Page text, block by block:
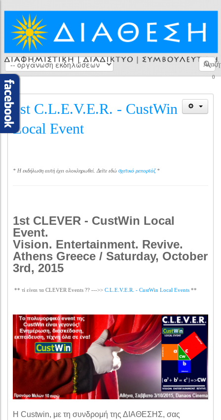
0
1st C.L.E.V.E.R. - CustWin
Local Event
* Η εκδήλωση αυτή έχει ολοκληρωθεί. Δείτε εδώ σχετικό ρεπορτάζ*
1st CLEVER - CustWin Local
Event.
Vision. Entertainment. Revive.
Athens Greece / Saturday, October
3rd, 2015
** τί είναι τα CLEVER Events ?? --->> C.L.E.V.E.R. - CustWin Local Events **
Η Custwin, με τη συνδρομή της ΔΙΑΘΕΣΗΣ, σας